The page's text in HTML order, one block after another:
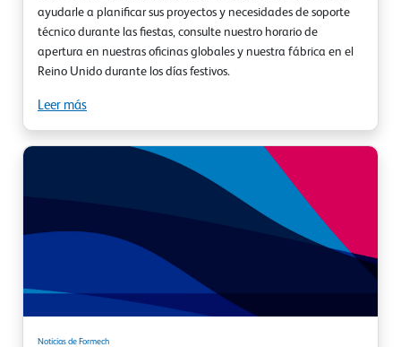
ayudarle a planificar sus proyectos y necesidades de soporte
técnico durante las fiestas, consulte nuestro horario de
apertura en nuestras oficinas globales y nuestra fábrica en el
Reino Unido durante los días festivos.
Leer más
Noticias de Formech